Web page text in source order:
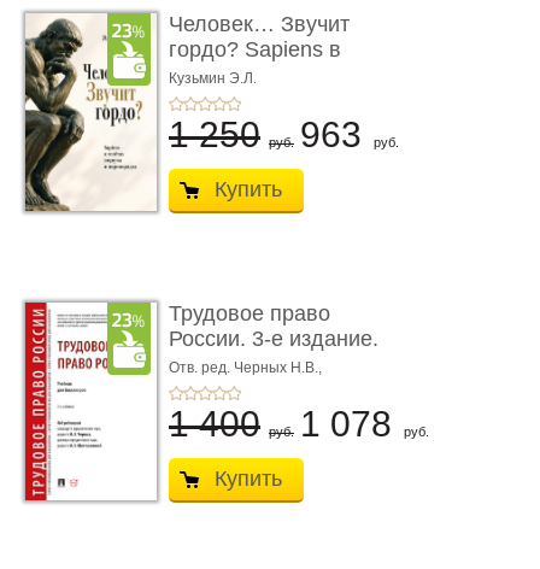
Человек… Звучит
гордо? Sapiens в
тенётах социума � ...
Кузьмин Э.Л.
1 250 руб. 963 руб.
Купить
Трудовое право
России. 3-е издание.
Учебник для ...
Отв. ред. Черных Н.В.,
Шестерякова И.В.
1 400 руб. 1 078 руб.
Купить